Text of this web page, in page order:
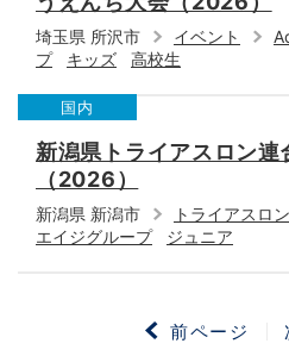
埼玉県 所沢市 イベント
プ
キッズ 高校生
国内
新潟県トライアスロン
（2026）
新潟県 新潟市 トライアスロ
エイジグループ
ジュニア
前ページ